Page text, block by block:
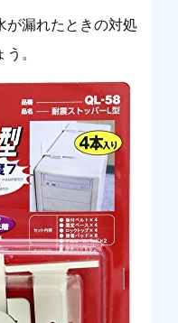
が漏れたときの対処
。